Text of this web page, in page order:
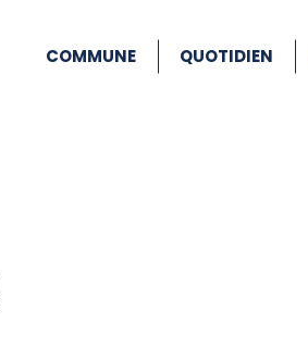
COMMUNE QUOTIDIEN